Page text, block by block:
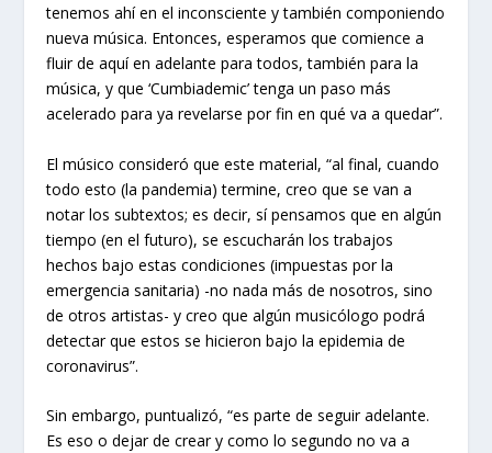
tenemos ahí en el inconsciente y también componiendo
nueva música. Entonces, esperamos que comience a
fluir de aquí en adelante para todos, también para la
música, y que ‘Cumbiademic’ tenga un paso más
acelerado para ya revelarse por fin en qué va a quedar”.
El músico consideró que este material, “al final, cuando
todo esto (la pandemia) termine, creo que se van a
notar los subtextos; es decir, sí pensamos que en algún
tiempo (en el futuro), se escucharán los trabajos
hechos bajo estas condiciones (impuestas por la
emergencia sanitaria) -no nada más de nosotros, sino
de otros artistas- y creo que algún musicólogo podrá
detectar que estos se hicieron bajo la epidemia de
coronavirus”.
Sin embargo, puntualizó, “es parte de seguir adelante.
Es eso o dejar de crear y como lo segundo no va a